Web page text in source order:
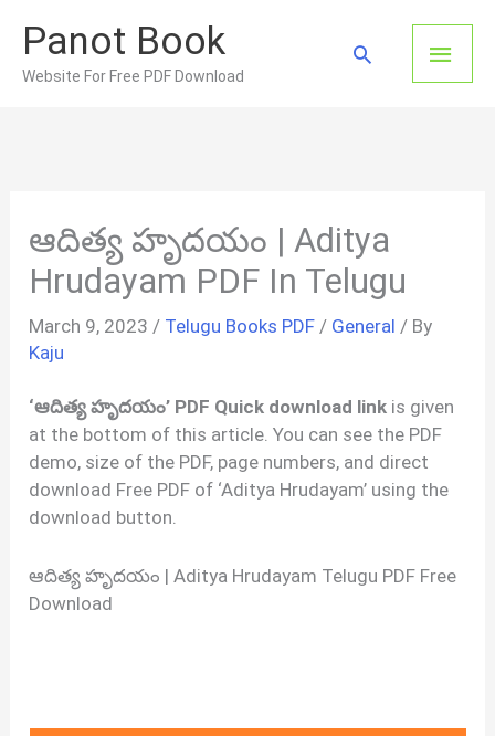
content
Panot Book
Website For Free PDF Download
Main
Search
ఆదిత్య హృదయం | Aditya
Hrudayam PDF In Telugu
March 9, 2023 / Telugu Books PDF / General / By
Kaju
‘ఆదిత్య హృదయం’ PDF Quick download link is given
at the bottom of this article. You can see the PDF
demo, size of the PDF, page numbers, and direct
download Free PDF of ‘Aditya Hrudayam’ using the
download button.
ఆదిత్య హృదయం | Aditya Hrudayam Telugu PDF Free
Download